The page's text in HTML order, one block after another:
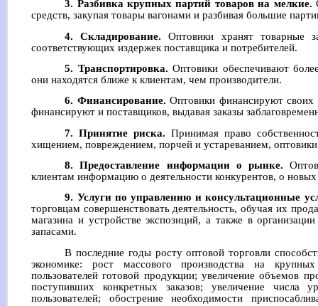
3. Разбивка крупных партий товаров на мелкие.
средств, закупая товары вагонами и разбивая большие
4. Складирование. Оптовики хранят товарные
соответствующих издержек поставщика и потребителей.
5. Транспортировка. Оптовики обеспечивают
они находятся ближе к клиентам, чем производители.
6. Финансирование. Оптовики финансируют своих
финансируют и поставщиков, выдавая заказы
7. Принятие риска. Принимая право
хищением, повреждением, порчей и устареванием, оптовики
8. Предоставление информации о рынке.
клиентам информацию о деятельности конкурентов, о
9. Услуги по управлению и консультационные
торговцам совершенствовать деятельность, обучая их
магазина и устройстве экспозиций, а также в
запасами.
В последние годы росту оптовой торговли
экономике: рост массового производства на
пользователей готовой продукции; увеличение объемов
поступивших конкретных заказов; увеличение числа
пользователей; обострение необходимости